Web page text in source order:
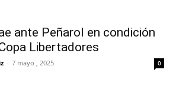
ante Peñarol en condición
Libertadores
- 7 mayo , 2025 0